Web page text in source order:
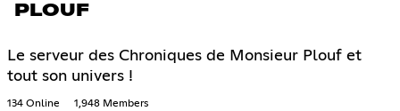
PLOUF
Le serveur des Chroniques de Monsieur Plouf et
tout son univers !
134 Online 1,948 Members